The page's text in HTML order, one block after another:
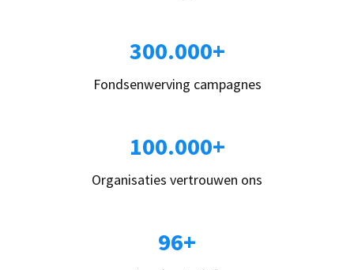
300.000+
Fondsenwerving campagnes
100.000+
Organisaties vertrouwen ons
96+